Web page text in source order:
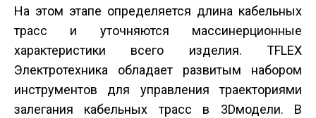
На этом этапе определяется длина кабельных
трасс и уточняются масс­инерционные
характеристики всего изделия. T­FLEX
Электротехника обладает развитым набором
инструментов для управления траекториями
залегания кабельных трасс в 3D­модели. В